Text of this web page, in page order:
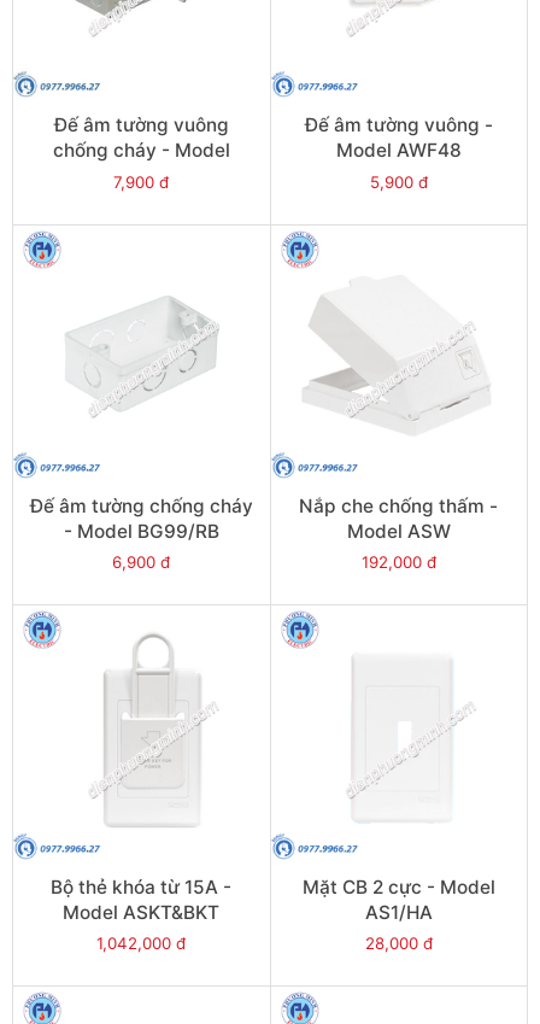
Đế âm tường vuông
chống cháy - Model
AWF50
7,900 đ
Đế âm tường vuông -
Model AWF48
5,900 đ
Đế âm tường chống cháy
- Model BG99/RB
6,900 đ
Nắp che chống thấm -
Model ASW
192,000 đ
Bộ thẻ khóa từ 15A -
Model ASKT&BKT
1,042,000 đ
Mặt CB 2 cực - Model
AS1/HA
28,000 đ